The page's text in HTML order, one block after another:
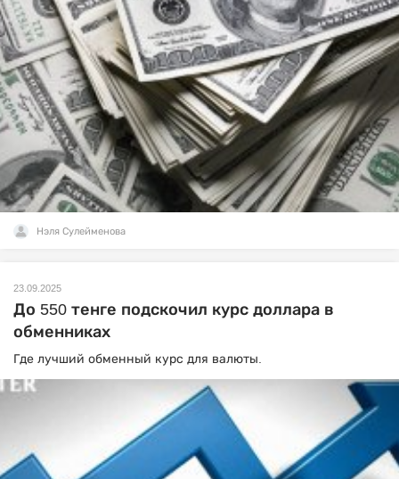
Нэля Сулейменова
23.09.2025
До 550 тенге подскочил курс доллара в
обменниках
Где лучший обменный курс для валюты.